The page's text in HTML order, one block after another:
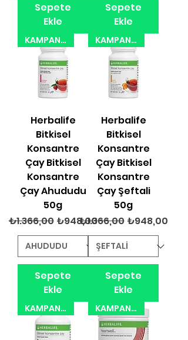
Sepete
Ekle
Sepete
Ekle
KAMPANYA 31.08.2026
Herbalife
Bitkisel
Konsantre
Çay Bitkisel
Konsantre
Çay Ahududu
50g
Normal Fiyat
₺1.366,00 İndirimli Fiyat
₺948,00
Sepete
Ekle
KAMPANYA 31.08.2026
Herbalife
Bitkisel
Konsantre
Çay Bitkisel
Konsantre
Çay Şeftali
50g
Normal Fiyat
₺1.366,00 İndirimli Fiyat
₺948,00
Sepete
Ekle
KAMPANYA 31.08.2026 KAMPANYA 31.08.2026